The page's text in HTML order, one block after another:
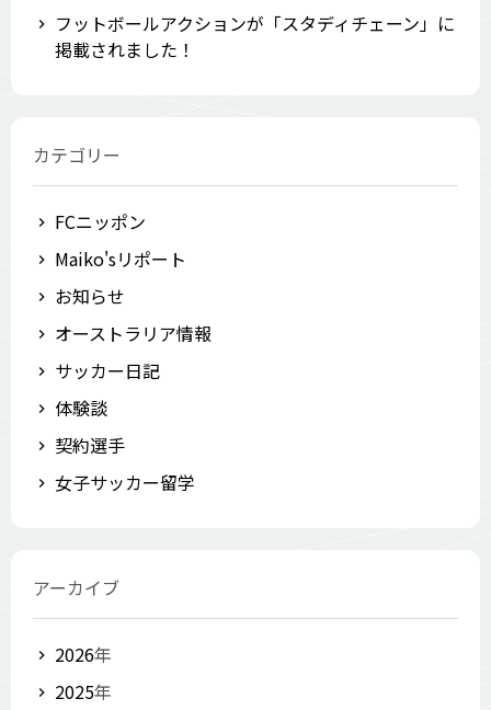
フットボールアクションが「スタディチェーン」に
掲載されました！
カテゴリー
FCニッポン
Maiko'sリポート
お知らせ
オーストラリア情報
サッカー日記
体験談
契約選手
女子サッカー留学
アーカイブ
2026年
2025年